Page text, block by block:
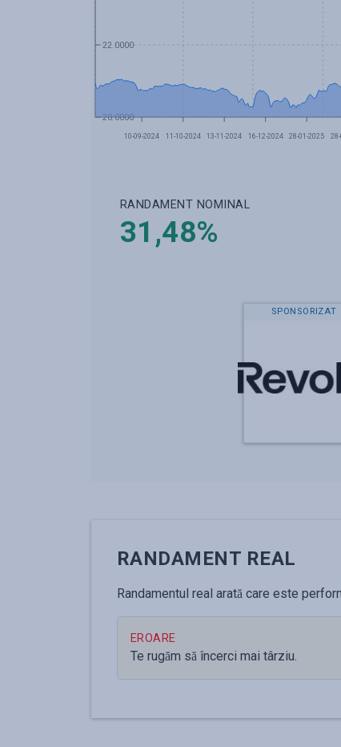
10-09-2024 11-10-2024 13-11-2024 16-12-2024 28-01-2025
20.0000
22.0000
RANDAMENT NOMINAL
31,48%
SPONSORIZAT
RANDAMENT REAL
Randamentul real arată care este
EROARE
Te rugăm să încerci mai târziu.